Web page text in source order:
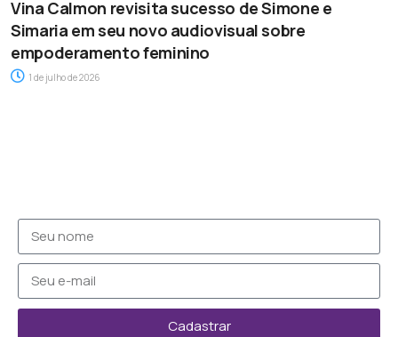
Vina Calmon revisita sucesso de Simone e
Simaria em seu novo audiovisual sobre
empoderamento feminino
1 de julho de 2026
Cadastrar